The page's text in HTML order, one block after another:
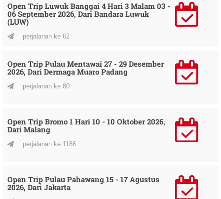
Open Trip Luwuk Banggai 4 Hari 3 Malam 03 -
06 September 2026, Dari Bandara Luwuk
(LUW)
perjalanan ke 62
Open Trip Pulau Mentawai 27 - 29 Desember
2026, Dari Dermaga Muaro Padang
perjalanan ke 80
Open Trip Bromo 1 Hari 10 - 10 Oktober 2026,
Dari Malang
perjalanan ke 1186
Open Trip Pulau Pahawang 15 - 17 Agustus
2026, Dari Jakarta